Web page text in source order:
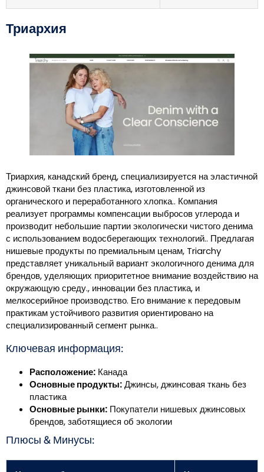
Триархия
Триархия, канадский бренд, специализируется на эластичной
джинсовой ткани без пластика, изготовленной из
органического и переработанного хлопка.. Компания
реализует программы компенсации выбросов углерода и
производит небольшие партии экологически чистого денима
с использованием водосберегающих технологий.. Предлагая
нишевые продукты по премиальным ценам, Triarchy
представляет уникальный вариант экологичного денима для
брендов, уделяющих приоритетное внимание воздействию на
окружающую среду., инновации без пластика, и
мелкосерийное производство. Его внимание к передовым
практикам устойчивого развития ориентировано на
специализированный сегмент рынка..
Ключевая информация:
Расположение: Канада
Основные продукты:Джинсы, джинсовая ткань без
пластика
Основные рынки: Покупатели нишевых джинсовых
брендов, заботящиеся об экологии
Плюсы & Минусы: